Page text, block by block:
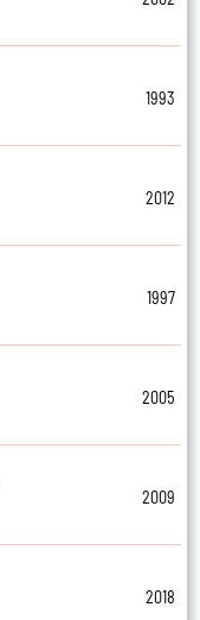
1993
2012
1997
2005
2009
2018